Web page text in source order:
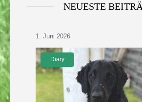
NEUESTE
1. Juni 2026
Diary